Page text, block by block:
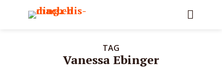
TAG
Vanessa Ebinger